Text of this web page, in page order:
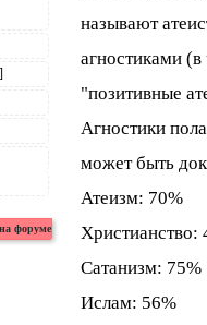
называют
агностиками
"позитивные
Агностики
может быть
Атеизм: 70%
Христианство:
Сатанизм: 75%
Ислам: 56%